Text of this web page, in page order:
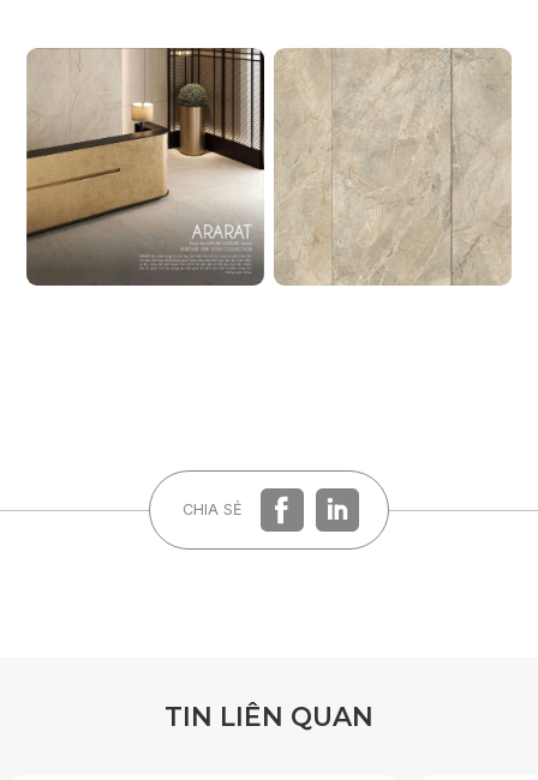
CHIA SẺ
TIN LIÊN QUAN